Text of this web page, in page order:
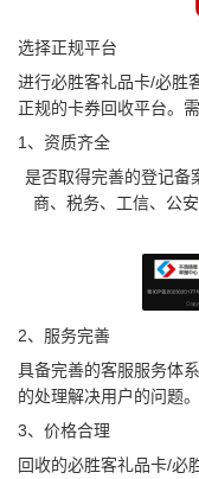
选择正规平台
进行必胜客礼品卡/必胜
正规的卡券回收平台。
1、资质齐全
是否取得完善的登记备
商、税务、工信、公
2、服务完善
具备完善的客服服务体
的处理解决用户的问题。
3、价格合理
回收的必胜客礼品卡/必